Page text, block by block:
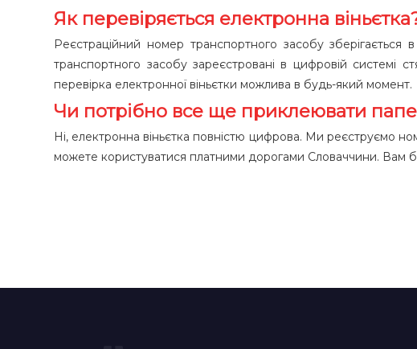
Як перевіряється електронна
Реєстраційний номер транспортного засобу зберігається
транспортного засобу зареєстровані в цифровій системі
перевірка електронної віньєтки можлива в будь-який момент.
Чи потрібно все ще приклеювати
Ні, електронна віньєтка повністю цифрова. Ми реєструємо
можете користуватися платними дорогами Словаччини. Вам